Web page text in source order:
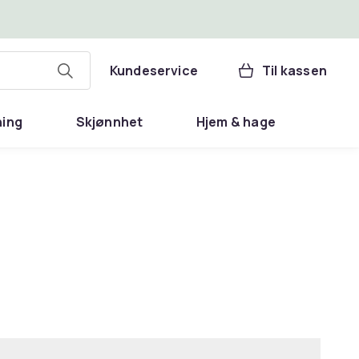
Kundeservice Til kassen
Skjønnhet Hjem & hage